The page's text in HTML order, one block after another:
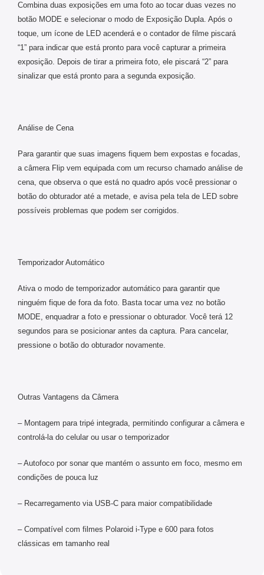
Combina duas exposições em uma foto ao tocar duas vezes no
botão MODE e selecionar o modo de Exposição Dupla. Após o
toque, um ícone de LED acenderá e o contador de filme piscará
“1” para indicar que está pronto para você capturar a primeira
exposição. Depois de tirar a primeira foto, ele piscará “2” para
sinalizar que está pronto para a segunda exposição.
Análise de Cena
Para garantir que suas imagens fiquem bem expostas e focadas,
a câmera Flip vem equipada com um recurso chamado análise de
cena, que observa o que está no quadro após você pressionar o
botão do obturador até a metade, e avisa pela tela de LED sobre
possíveis problemas que podem ser corrigidos.
Temporizador Automático
Ativa o modo de temporizador automático para garantir que
ninguém fique de fora da foto. Basta tocar uma vez no botão
MODE, enquadrar a foto e pressionar o obturador. Você terá 12
segundos para se posicionar antes da captura. Para cancelar,
pressione o botão do obturador novamente.
Outras Vantagens da Câmera
– Montagem para tripé integrada, permitindo configurar a câmera e
controlá-la do celular ou usar o temporizador
– Autofoco por sonar que mantém o assunto em foco, mesmo em
condições de pouca luz
– Recarregamento via USB-C para maior compatibilidade
– Compatível com filmes Polaroid i-Type e 600 para fotos
clássicas em tamanho real